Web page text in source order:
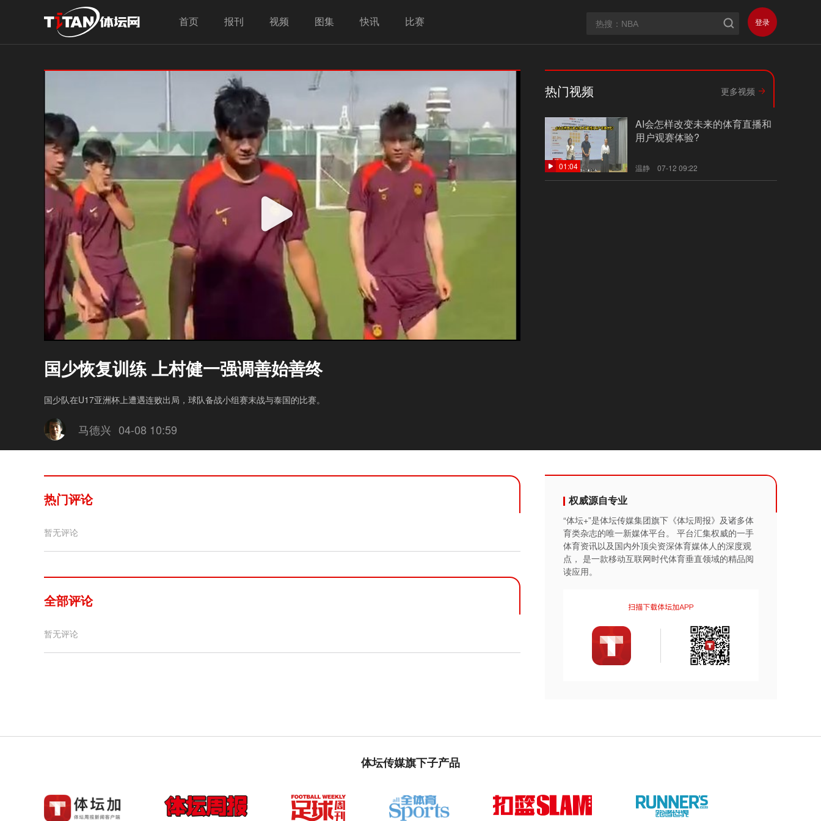
首页 报刊 视频 图集 快讯 比赛 登录
Play
Video
国少恢复训练 上村健一强调善始善终
国少队在U17亚洲杯上遭遇连败出局，球队备战小组赛末战与泰国的比赛。
马德兴 04-08 10:59
热门视频 更多视频
01:04
AI会怎样改变未来的体育直播和
用户观赛体验?
温静 07-12 09:22
热门评论
暂无评论
全部评论
暂无评论
权威源自专业
“体坛+”是体坛传媒集团旗下《体坛周报》及诸多体
育类杂志的唯一新媒体平台。 平台汇集权威的一手
体育资讯以及国内外顶尖资深体育媒体人的深度观
点， 是一款移动互联网时代体育垂直领域的精品阅
读应用。
体坛传媒旗下子产品